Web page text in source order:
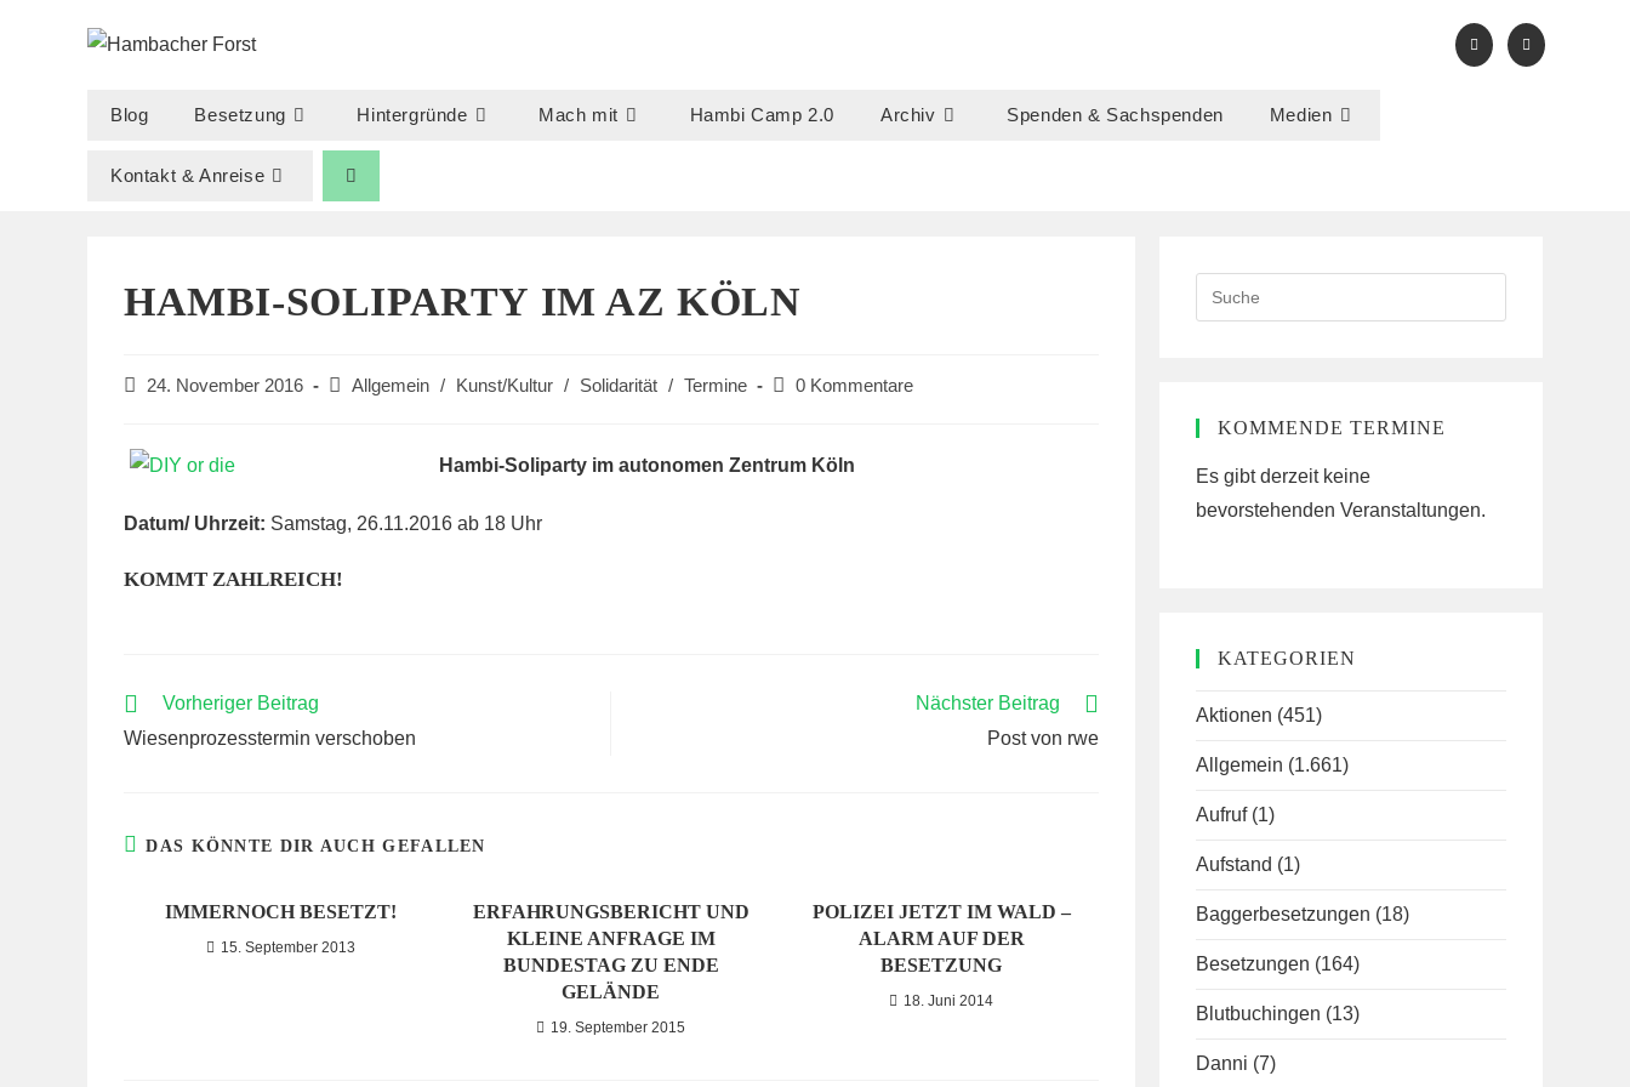
Blog Besetzung Hintergründe Mach mit Hambi Camp 2.0 Archiv Spenden & Sachspenden Medien
Kontakt & Anreise
HAMBI-SOLIPARTY IM AZ KÖLN
Beitrag24. November 2016
Beitrags-
Allgemein / Kunst/Kultur / Solidarität / Termine
Beitrags-
0 Kommentare
Hambi-Soliparty im autonomen Zentrum Köln
Datum/ Uhrzeit: Samstag, 26.11.2016 ab 18 Uhr
KOMMT ZAHLREICH!
WEITERE
ANSEHEN
Vorheriger Beitrag
Wiesenprozesstermin verschoben
Nächster Beitrag
Post von rwe
DAS KÖNNTE DIR AUCH GEFALLEN
IMMERNOCH BESETZT!
15. September 2013
ERFAHRUNGSBERICHT UND
KLEINE ANFRAGE IM
BUNDESTAG ZU ENDE
GELÄNDE
19. September 2015
POLIZEI JETZT IM WALD –
ALARM AUF DER
BESETZUNG
18. Juni 2014
this
KOMMENDE TERMINE
Es gibt derzeit keine
bevorstehenden Veranstaltungen.
KATEGORIEN
Aktionen (451)
Allgemein (1.661)
Aufruf (1)
Aufstand (1)
Baggerbesetzungen (18)
Besetzungen (164)
Blutbuchingen (13)
Danni (7)